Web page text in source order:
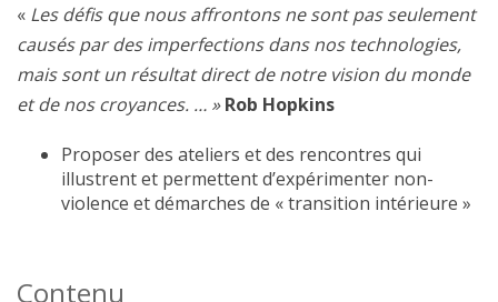
« Les défis que nous affrontons ne sont pas seulement
causés par des imperfections dans nos technologies,
mais sont un résultat direct de notre vision du monde
et de nos croyances. … »Rob Hopkins
Proposer des ateliers et des rencontres qui
illustrent et permettent d’expérimenter non-
violence et démarches de « transition intérieure »
Contenu